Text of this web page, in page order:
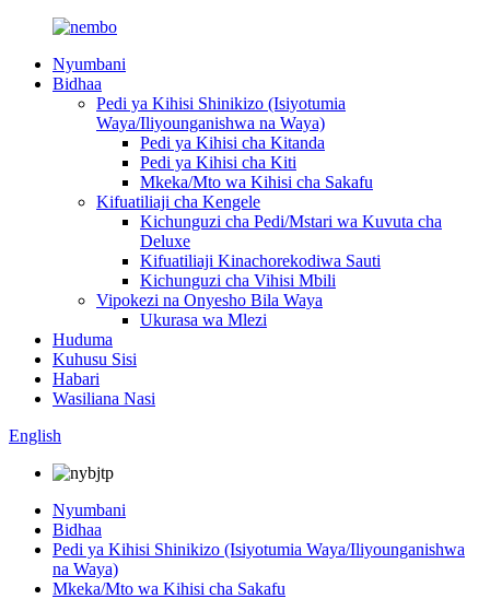
Nyumbani
Bidhaa
Pedi ya Kihisi Shinikizo (Isiyotumia
Waya/Iliyounganishwa na Waya)
Pedi ya Kihisi cha Kitanda
Pedi ya Kihisi cha Kiti
Mkeka/Mto wa Kihisi cha Sakafu
Kifuatiliaji cha Kengele
Kichunguzi cha Pedi/Mstari wa Kuvuta cha
Deluxe
Kifuatiliaji Kinachorekodiwa Sauti
Kichunguzi cha Vihisi Mbili
Vipokezi na Onyesho Bila Waya
Ukurasa wa Mlezi
Huduma
Kuhusu Sisi
Habari
Wasiliana Nasi
English
Nyumbani
Bidhaa
Pedi ya Kihisi Shinikizo (Isiyotumia Waya/Iliyounganishwa
na Waya)
Mkeka/Mto wa Kihisi cha Sakafu